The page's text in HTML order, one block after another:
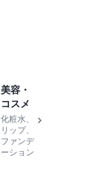
美容・
コスメ
化粧水、
リップ、
ファンデ
ーション